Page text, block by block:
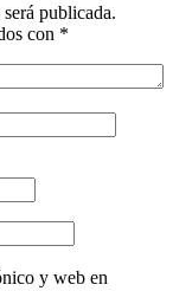
publicada.
con *
y web en